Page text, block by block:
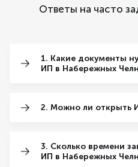
Ответы на часто
1. Какие документы
ИП в Набережных
2. Можно ли открыть
3. Сколько времени
ИП в Набережных